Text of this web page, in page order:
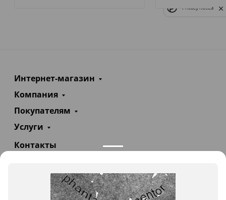
Интернет-магазин
Компания
Покупателям
Услуги
Контакты
info@teploexpert.com
Пн—Сб 09:00 – 18:00
Privacy notice